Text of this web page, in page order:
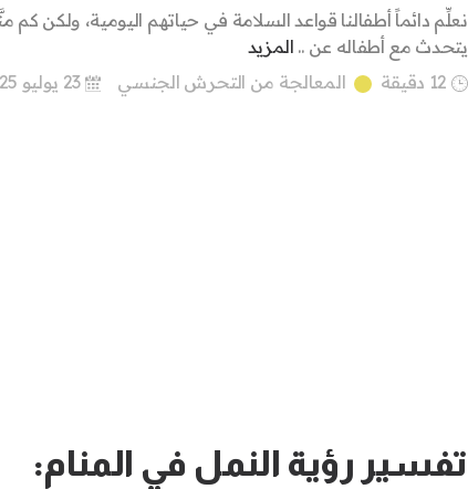
نعلِّم دائماً أطفالنا قواعد السلامة في حياتهم اليومية، ولكن كم
يتحدث مع أطفاله عن .. المزيد
12 دقيقة
المعالجة من التحرش الجنسي
تفسير رؤية النمل في المنام: